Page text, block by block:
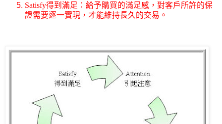
Satisfy得到滿足：給予購買的滿足感，對客戶所許的保
證需要逐一實現，才能維持長久的交易。